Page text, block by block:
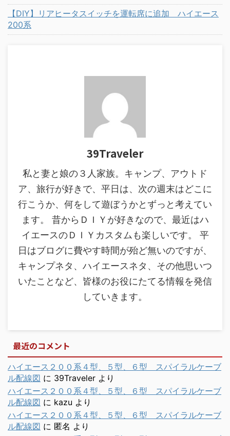
【DIY】リアヒータスイッチを運転席に追加 ハイエース
200系
39Traveler
私と妻と娘の３人家族。キャンプ、アウトド
ア、旅行が好きで、平日は、次の週末はどこに
行こうか、何をして遊ぼうかとずっと考えてい
ます。 昔からＤＩＹが好きなので、最近はハ
イエースのＤＩＹカスタムも楽しいです。 平
日はブログに費やす時間が殆ど無いのですが、
キャンプネタ、ハイエースネタ、その他思いつ
いたことなど、皆様のお役にたてる情報を発信
していきます。
最近のコメント
ハイエース２００系４型、５型、６型 スパイラルケーブ
ル配線図 に 39Traveler より
ハイエース２００系４型、５型、６型 スパイラルケーブ
ル配線図 に kazu より
ハイエース２００系４型、５型、６型 スパイラルケーブ
ル配線図 に 匿名 より